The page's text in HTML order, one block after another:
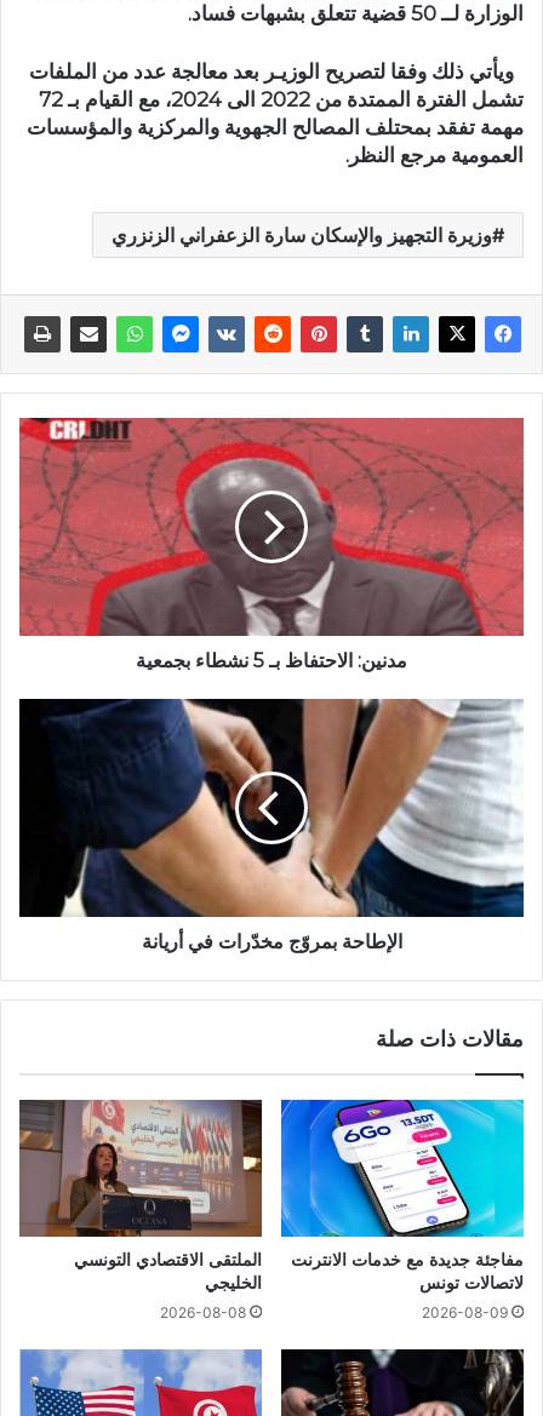
الوزارة لــ 50 قضية تتعلق بشبهات فساد.
ويأتي ذلك وفقا لتصريح الوزيـر بعد معالجة عدد من الملفات
تشمل الفترة الممتدة من 2022 الى 2024، مع القيام بـ 72
مهمة تفقد بمحتلف المصالح الجهوية والمركزية والمؤسسات
العمومية مرجع النظر.
وزيرة التجهيز والإسكان سارة الزعفراني الزنزري
مدنين: الاحتفاظ بـ 5 نشطاء بجمعية
الإطاحة بمروّج مخدّرات في أريانة
مقالات ذات صلة
مفاجئة جديدة مع خدمات الانترنت
لاتصالات تونس
2026-08-09
الملتقى الاقتصادي التونسي
الخليجي
2026-08-08